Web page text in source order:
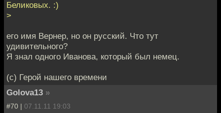
Беликовых. :)
>
его имя Вернер, но он русский. Что тут
удивительного?
Я знал одного Иванова, который был немец.
(с) Герой нашего времени
Golova13 »
#70 | 07.11.11 19:03